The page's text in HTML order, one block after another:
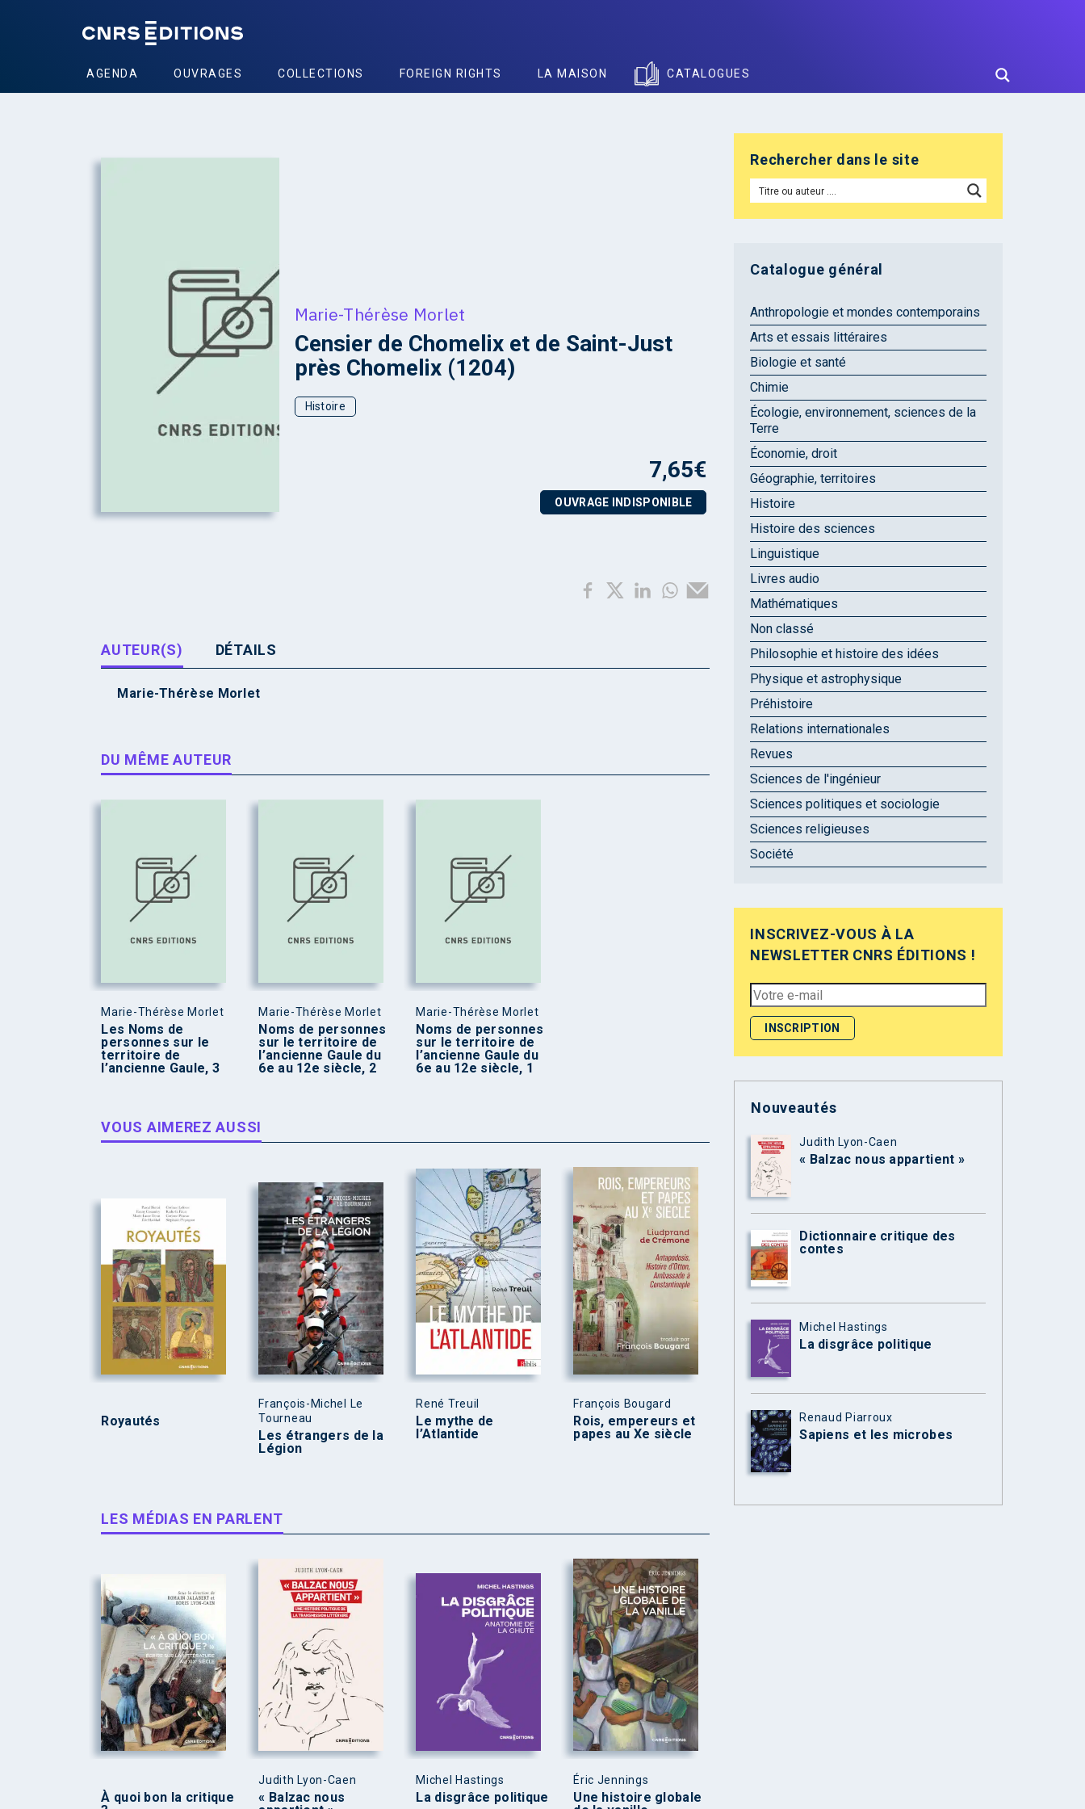
AGENDA OUVRAGES COLLECTIONS FOREIGN RIGHTS LA MAISON CATALOGUES
Marie-Thérèse Morlet
Censier de Chomelix et de Saint-Just
près Chomelix (1204)
Histoire
7,65€
OUVRAGE INDISPONIBLE
AUTEUR(S) DÉTAILS
Marie-Thérèse Morlet
DU MÊME AUTEUR
Marie-Thérèse Morlet
Les Noms de
personnes sur le
territoire de
l’ancienne Gaule, 3
Marie-Thérèse Morlet
Noms de personnes
sur le territoire de
l’ancienne Gaule du
6e au 12e siècle, 2
Marie-Thérèse Morlet
Noms de personnes
sur le territoire de
l’ancienne Gaule du
6e au 12e siècle, 1
VOUS AIMEREZ AUSSI
Royautés
François-Michel Le
Tourneau
Les étrangers de la
Légion
René Treuil
Le mythe de
l’Atlantide
François Bougard
Rois, empereurs et
papes au Xe siècle
LES MÉDIAS EN PARLENT
À quoi bon la critique
Judith Lyon-Caen
« Balzac nous
Michel Hastings
La disgrâce politique
Éric Jennings
Une histoire globale
Rechercher dans le site
Catalogue général
Anthropologie et mondes contemporains
Arts et essais littéraires
Biologie et santé
Chimie
Écologie, environnement, sciences de la
Terre
Économie, droit
Géographie, territoires
Histoire
Histoire des sciences
Linguistique
Livres audio
Mathématiques
Non classé
Philosophie et histoire des idées
Physique et astrophysique
Préhistoire
Relations internationales
Revues
Sciences de l'ingénieur
Sciences politiques et sociologie
Sciences religieuses
Société
INSCRIVEZ-VOUS À LA
NEWSLETTER CNRS ÉDITIONS !
Nouveautés
Judith Lyon-Caen
« Balzac nous appartient »
Dictionnaire critique des
contes
Michel Hastings
La disgrâce politique
Renaud Piarroux
Sapiens et les microbes